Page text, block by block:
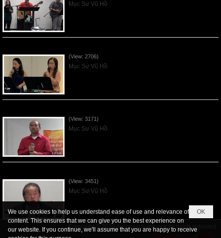
Mục Sư Vũ Hồ
(View: 2706)
Mục Sư Vũ Hồ
(View: 3171)
Mục Sư Vũ Hồ
(View: 3451)
Mục Sư Vũ Hồ
Copyright © 2026tiengnoichanly.orgAll rights reserved
OK
We use cookies to help us understand ease of use and relevance of
content. This ensures that we can give you the best experience on
our website. If you continue, we'll assume that you are happy to receive